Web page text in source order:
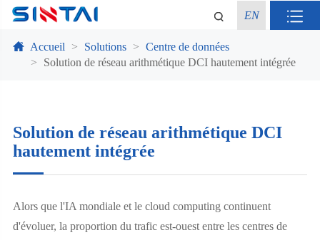
EN
Accueil Solutions
Centre de données
Solution de réseau arithmétique DCI hautement intégrée
Solution de réseau arithmétique DCI
hautement intégrée
Alors que l'IA mondiale et le cloud computing continuent
d'évoluer, la proportion du trafic est-ouest entre les centres de